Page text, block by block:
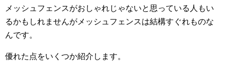
メッシュフェンスがおしゃれじゃないと思っている人もい
るかもしれませんがメッシュフェンスは結構すぐれものな
んです。
優れた点をいくつか紹介します。